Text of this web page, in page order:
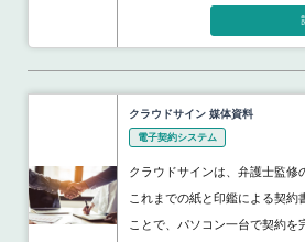
クラウドサイン 媒体資料
電子契約システム
クラウドサインは、弁護士監修
これまでの紙と印鑑による契約
ことで、パソコン一台で契約を